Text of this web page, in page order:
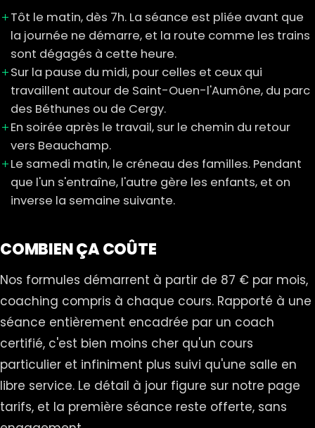
Tôt le matin, dès 7h. La séance est pliée avant que
la journée ne démarre, et la route comme les trains
sont dégagés à cette heure.
Sur la pause du midi, pour celles et ceux qui
travaillent autour de Saint-Ouen-l'Aumône, du parc
des Béthunes ou de Cergy.
En soirée après le travail, sur le chemin du retour
vers Beauchamp.
Le samedi matin, le créneau des familles. Pendant
que l'un s'entraîne, l'autre gère les enfants, et on
inverse la semaine suivante.
COMBIEN ÇA COÛTE
Nos formules démarrent à partir de 87 € par mois,
coaching compris à chaque cours. Rapporté à une
séance entièrement encadrée par un coach
certifié, c'est bien moins cher qu'un cours
particulier et infiniment plus suivi qu'une salle en
libre service. Le détail à jour figure sur notre page
tarifs, et la première séance reste offerte, sans